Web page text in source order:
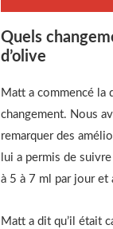
Quels
d’olive
Matt a commencé la
changement. Nous
remarquer des
lui a permis de
à 5 à 7 ml par jour et
Matt a dit qu’il était